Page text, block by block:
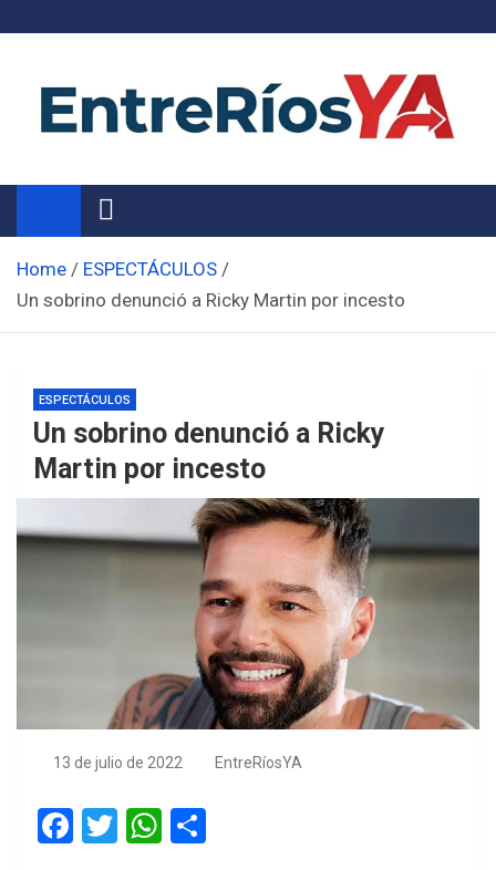
Noticias de Entre Ríos
Información de toda la provincia ahora
Home
ESPECTÁCULOS
Un sobrino denunció a Ricky Martin por incesto
ESPECTÁCULOS
Un sobrino denunció a Ricky
Martin por incesto
13 de julio de 2022 EntreRíosYA
F
T
W